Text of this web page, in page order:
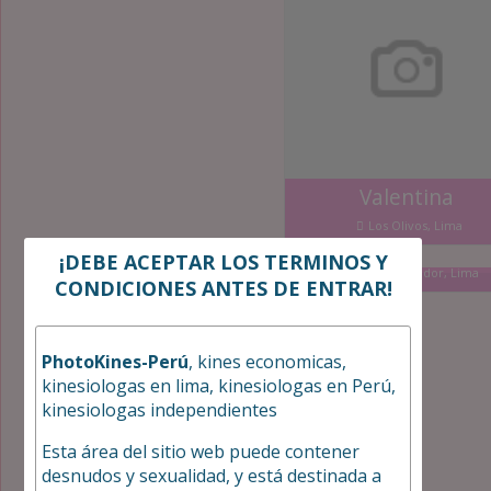
Valentina
Los Olivos, Lima
Daymar
Villa el Salvador, Lima
¡DEBE ACEPTAR LOS TERMINOS Y
CONDICIONES ANTES DE ENTRAR!
PhotoKines-Perú, kines economicas,
kinesiologas en lima, kinesiologas en Perú,
kinesiologas independientes
Esta área del sitio web puede contener
desnudos y sexualidad, y está destinada a